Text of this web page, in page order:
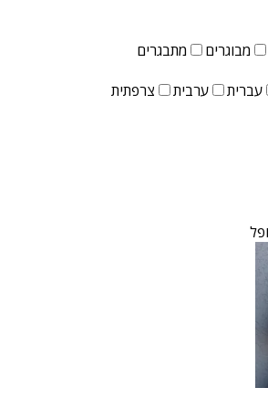
מבוגרים
מתבגרים
עברית ערבית צרפתית